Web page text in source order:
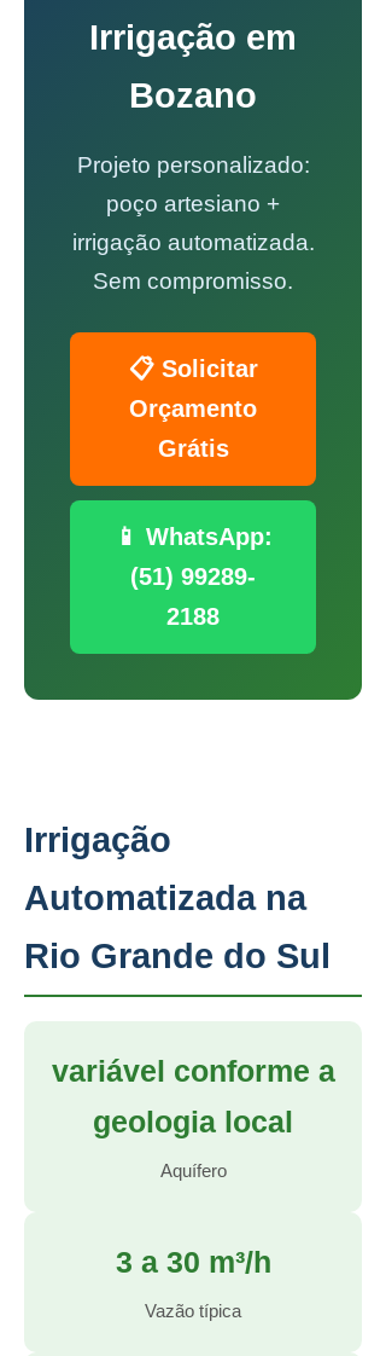
Irrigação em
Bozano
Projeto personalizado:
poço artesiano +
irrigação automatizada.
Sem compromisso.
📋 Solicitar
Orçamento
Grátis
📱 WhatsApp:
(51) 99289-
2188
Irrigação
Automatizada na
Rio Grande do Sul
variável conforme a
geologia local
Aquífero
3 a 30 m³/h
Vazão típica